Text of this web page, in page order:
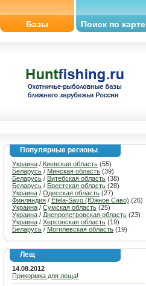
Базы Поиск по карте
Популярные регионы
Украина / Киевская область (55)
Беларусь / Минская область (39)
Беларусь / Витебская область (38)
Беларусь / Брестская область (28)
Украина / Одесская область (27)
Финляндия / Etela-Savo (Южное Саво) (26)
Украина / Сумская область (25)
Украина / Днепропетровская область (23)
Украина / Херсонская область (19)
Беларусь / Могилевская область (19)
Лещ
14.08.2012
Прикормка для леща!